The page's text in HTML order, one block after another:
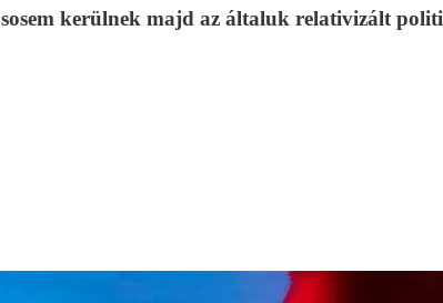
kerülnek majd az általuk relativizált